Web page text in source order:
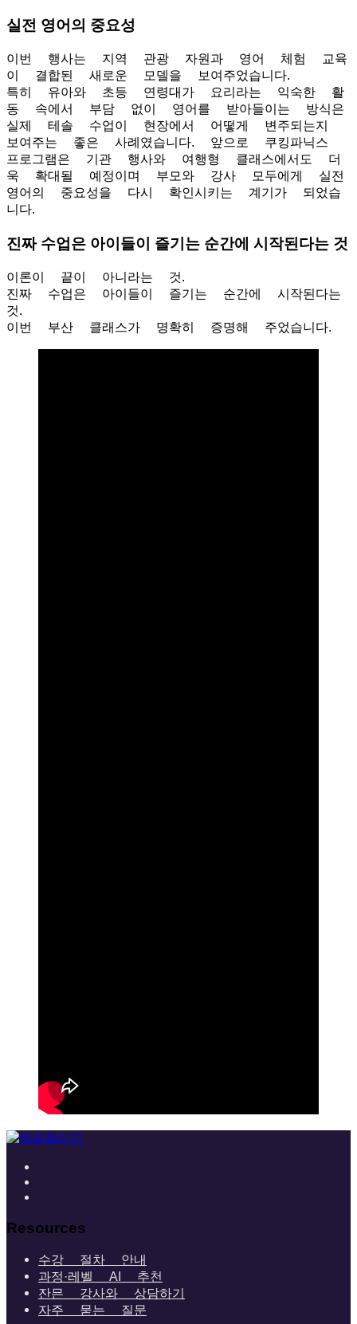
실전 영어의 중요성
이번 행사는 지역 관광 자원과 영어 체험 교육
이 결합된 새로운 모델을 보여주었습니다.
특히 유아와 초등 연령대가 요리라는 익숙한 활
동 속에서 부담 없이 영어를 받아들이는 방식은
실제 테솔 수업이 현장에서 어떻게 변주되는지
보여주는 좋은 사례였습니다. 앞으로 쿠킹파닉스
프로그램은 기관 행사와 여행형 클래스에서도 더
욱 확대될 예정이며 부모와 강사 모두에게 실전
영어의 중요성을 다시 확인시키는 계기가 되었습
니다.
진짜 수업은 아이들이 즐기는 순간에 시작된다는 것
이론이 끝이 아니라는 것.
진짜 수업은 아이들이 즐기는 순간에 시작된다는
것.
이번 부산 클래스가 명확히 증명해 주었습니다.
Resources
수강 절차 안내
과정·레벨 AI 추천
잔믄 강사와 상담하기
자주 묻는 질문